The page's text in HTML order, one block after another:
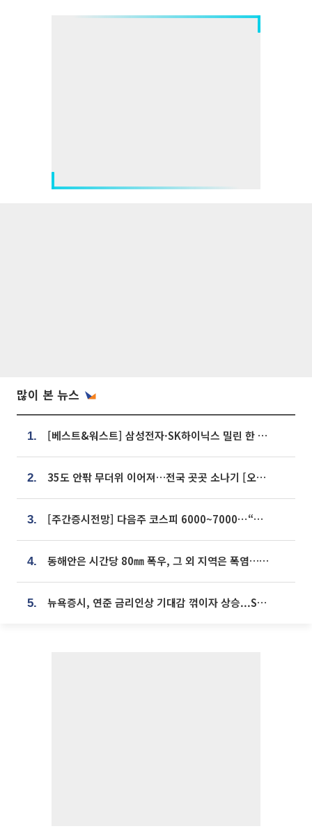
많이 본 뉴스
1. [베스트&워스트] 삼성전자·SK하이닉스 밀린 한 주…상상인증권은 85% 급등
2. 35도 안팎 무더위 이어져…전국 곳곳 소나기 [오늘 날씨]
3. [주간증시전망] 다음주 코스피 6000~7000⋯“外人 수급은 정책이 변수”
4. 동해안은 시간당 80㎜ 폭우, 그 외 지역은 폭염…‘극과 극 날씨’
5. 뉴욕증시, 연준 금리인상 기대감 꺾이자 상승...S&P500 사상 최고치 [종합]